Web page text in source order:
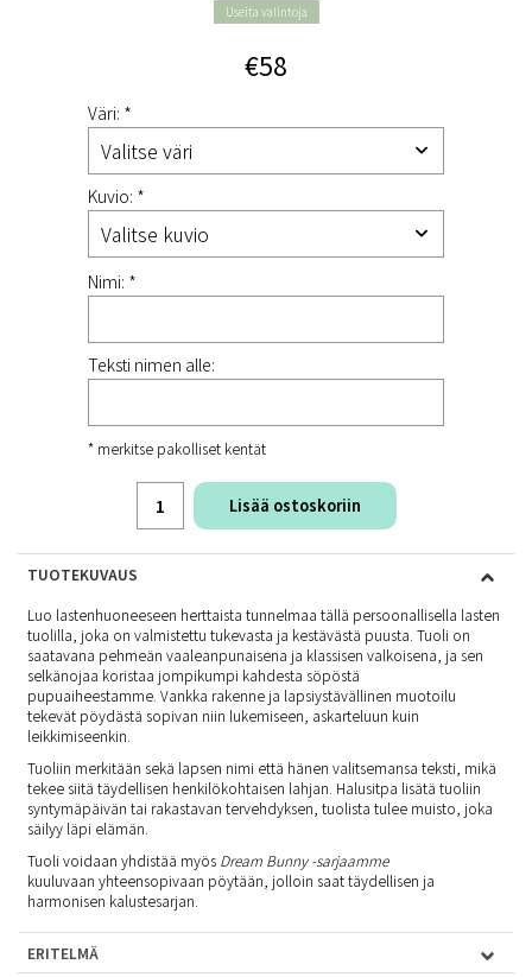
Useita valintoja
€58
Väri: *
Kuvio: *
Nimi: *
Teksti nimen alle:
* merkitse pakolliset kentät
Lisää ostoskoriin
TUOTEKUVAUS
Luo lastenhuoneeseen herttaista tunnelmaa tällä persoonallisella lasten
tuolilla, joka on valmistettu tukevasta ja kestävästä puusta. Tuoli on
saatavana pehmeän vaaleanpunaisena ja klassisen valkoisena, ja sen
selkänojaa koristaa jompikumpi kahdesta söpöstä
pupuaiheestamme. Vankka rakenne ja lapsiystävällinen muotoilu
tekevät pöydästä sopivan niin lukemiseen, askarteluun kuin
leikkimiseenkin.
Tuoliin merkitään sekä lapsen nimi että hänen valitsemansa teksti, mikä
tekee siitä täydellisen henkilökohtaisen lahjan. Halusitpa lisätä tuoliin
syntymäpäivän tai rakastavan tervehdyksen, tuolista tulee muisto, joka
säilyy läpi elämän.
Tuoli voidaan yhdistää myös Dream Bunny -sarjaamme
kuuluvaan yhteensopivaan pöytään , jolloin saat täydellisen ja
harmonisen kalustesarjan.
ERITELMÄ